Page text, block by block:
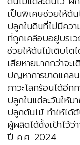
เป็นพิเศษช่วยให้ต้น
ปลูกในดินที่ไม่มีควา
ที่ถูกเคลือบอยู่บริเ
ช่วยให้ต้นไม้เติบโต
เสียหายมากกว่าจะ
ปัญหาการขาดแคล
ภาวะโลกร้อนได้อี
ปลูกในแต่ละวันให้
ปลูกต้นไม้ ทำให้ไ
ผู้ผลิตได้ตั้งเป้าไว้ว่
ปี ค.ศ. 2024